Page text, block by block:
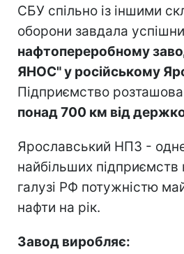
СБУ спільно із іншими
оборони завдала
нафтопереробному
ЯНОС" у російському
Підприємство
понад 700 км від
Ярославський НПЗ -
найбільших підприємств
галузі РФ потужністю
нафти на рік.
Завод виробляє: